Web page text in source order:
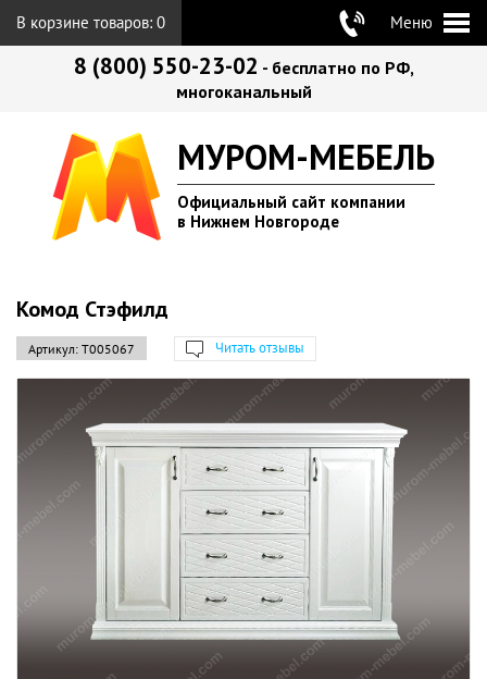
В корзине товаров: 0 Меню
8 (800) 550-23-02 - бесплатно по РФ,
многоканальный
МУРОМ-МЕБЕЛЬ
Официальный сайт компании
в Нижнем Новгороде
Комод Стэфилд
Артикул: Т005067 Читать отзывы